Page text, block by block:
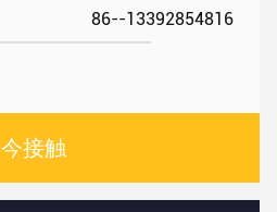
86--13392854816
今接触